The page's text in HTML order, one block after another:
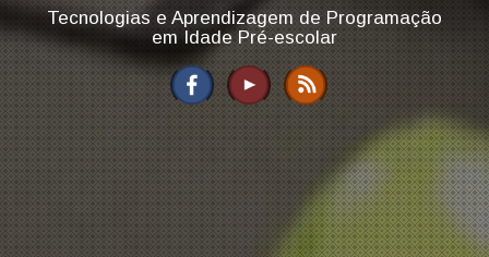
Tecnologias e Aprendizagem de Programação
em Idade Pré-escolar